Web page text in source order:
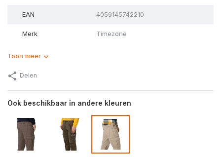
EAN 4059145742210
Merk Timezone
Toon meer
Delen
Ook beschikbaar in andere kleuren